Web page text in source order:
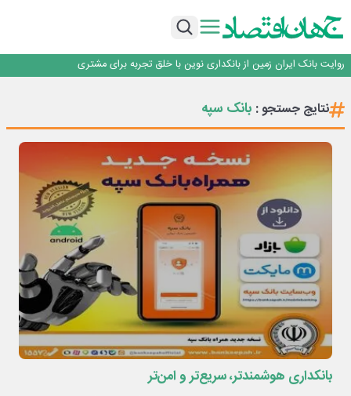
اجرای برنامه تحول بانک با تمرکز بر منابع پایدار، درآمدهای کارمزدی و بازسازی اعتماد
داد
روایت بانک ایران زمین از بانکداری نوین با خلق تجربه برای مشتری
سرپرست اداره کل روابط عمومی بیمه مرکزی منصوب شد
اجرای برنامه تحول بانک با تمرکز بر منابع پایدار، درآمدهای کارمزدی و بازسازی اعتماد
نتایج جستجو : بانک سپه
بانکداری هوشمندتر، سریع‌تر و امن‌تر